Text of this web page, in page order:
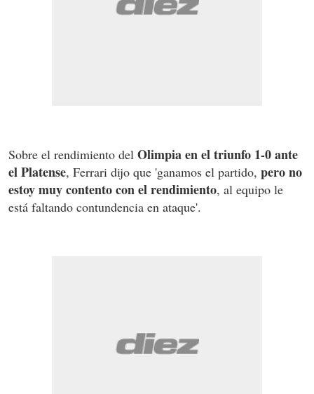
Sobre el rendimiento del Olimpia en el triunfo 1-0 ante
el Platense, Ferrari dijo que 'ganamos el partido, pero no
estoy muy contento con el rendimiento, al equipo le
está faltando contundencia en ataque'.